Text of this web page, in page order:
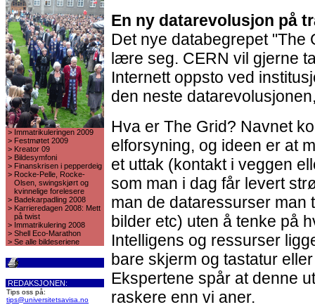
> Immatrikuleringen 2009
> Festmøtet 2009
> Kreator 09
> Bildesymfoni
> Finanskrisen i pepperdeig
> Rocke-Pelle, Rocke-
Olsen, swingskjørt og
kvinnelige forelesere
> Badekarpadling 2008
> Karrieredagen 2008: Mett
på twist
> Immatrikulering 2008
> Shell Eco-Marathon
> Se alle bildeseriene
REDAKSJONEN:
Tips oss på:
tips@universitetsavisa.no
En ny datarevolusjon på
Det nye databegrepet "The
lære seg. CERN vil gjerne
Internett oppsto ved
den neste
Hva er The Grid? Navnet
elforsyning, og ideen er at
et uttak (kontakt i veggen
som man i dag får levert
man de dataressurser man
bilder etc) uten å tenke på
Intelligens og ressurser
bare skjerm og tastatur
Ekspertene spår at denne
raskere enn vi aner.